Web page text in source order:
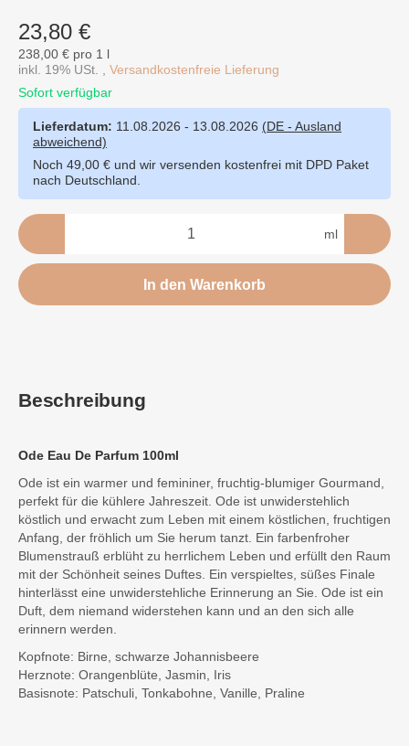
23,80 €
238,00 € pro 1 l
inkl. 19% USt. , Versandkostenfreie Lieferung
Sofort verfügbar
Lieferdatum: 11.08.2026 - 13.08.2026 (DE - Ausland
abweichend)
Noch 49,00 € und wir versenden kostenfrei mit DPD Paket
nach Deutschland.
ml
In den Warenkorb
Beschreibung
Ode Eau De Parfum 100ml
Ode ist ein warmer und femininer, fruchtig-blumiger Gourmand,
perfekt für die kühlere Jahreszeit. Ode ist unwiderstehlich
köstlich und erwacht zum Leben mit einem köstlichen, fruchtigen
Anfang, der fröhlich um Sie herum tanzt. Ein farbenfroher
Blumenstrauß erblüht zu herrlichem Leben und erfüllt den Raum
mit der Schönheit seines Duftes. Ein verspieltes, süßes Finale
hinterlässt eine unwiderstehliche Erinnerung an Sie. Ode ist ein
Duft, dem niemand widerstehen kann und an den sich alle
erinnern werden.
Kopfnote: Birne, schwarze Johannisbeere
Herznote: Orangenblüte, Jasmin, Iris
Basisnote: Patschuli, Tonkabohne, Vanille, Praline